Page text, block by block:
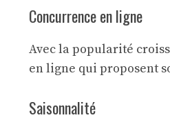
Concurrence en ligne
Avec la popularité
en ligne qui proposent
Saisonnalité